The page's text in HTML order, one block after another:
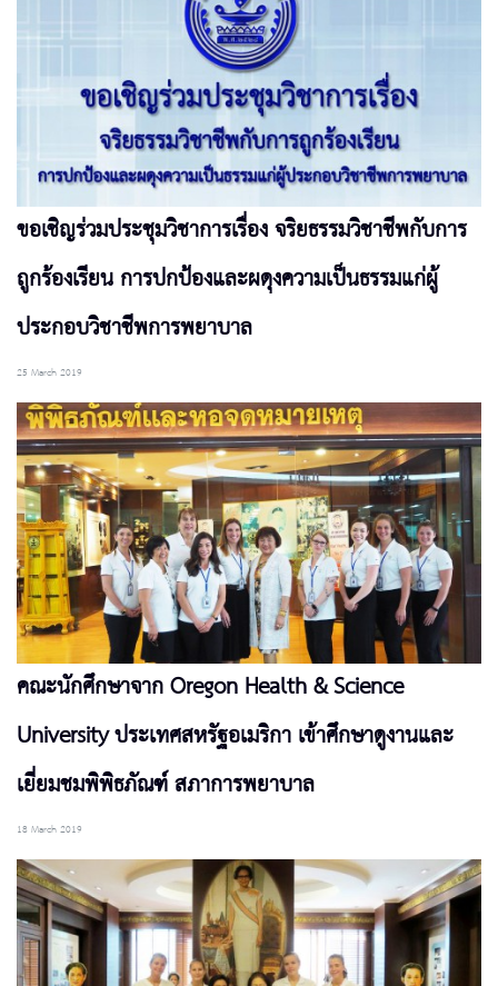
ขอเชิญร่วมประชุมวิชาการเรื่อง จริยธรรมวิชาชีพกับการ
ถูกร้องเรียน การปกป้องและผดุงความเป็นธรรมแก่ผู้
ประกอบวิชาชีพการพยาบาล
25 March 2019
คณะนักศึกษาจาก Oregon Health & Science
University ประเทศสหรัฐอเมริกา เข้าศึกษาดูงานและ
เยี่ยมชมพิพิธภัณฑ์ สภาการพยาบาล
18 March 2019